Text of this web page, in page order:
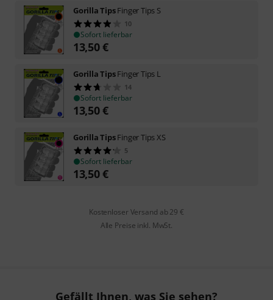
Gorilla TipsFinger Tips S
10
Sofort lieferbar
13,50€
Gorilla TipsFinger Tips L
14
Sofort lieferbar
13,50€
Gorilla TipsFinger Tips XS
5
Sofort lieferbar
13,50€
Kostenloser Versand ab 29 €
Alle Preise inkl. MwSt.
Gefällt Ihnen, was Sie sehen?